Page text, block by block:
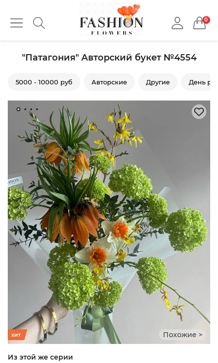
0
"Патагония" Авторский букет №4554
5000 - 10000 руб Авторские Другие День
Похожие >
хит
Из этой же серии